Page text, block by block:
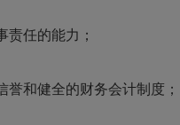
任的能力；
和健全的财务会计制度；